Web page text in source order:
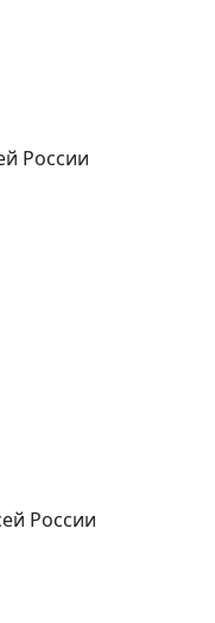
России
России